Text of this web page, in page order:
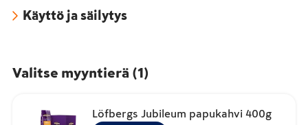
Käyttö ja säilytys
Valitse myyntierä (1)
Löfbergs Jubileum papukahvi 400g